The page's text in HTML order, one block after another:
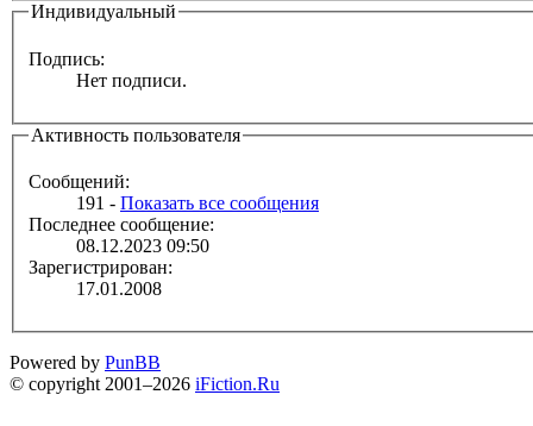
Индивидуальный
Подпись:
Нет подписи.
Активность пользователя
Сообщений:
191 - Показать все сообщения
Последнее сообщение:
08.12.2023 09:50
Зарегистрирован:
17.01.2008
Powered by PunBB
© copyright 2001–2026 iFiction.Ru